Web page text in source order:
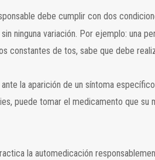
debe cumplir con dos
ninguna variación. Por ejemplo: una
de tos, sabe que debe
la aparición de un síntoma
puede tomar el medicamento que su
la automedicación